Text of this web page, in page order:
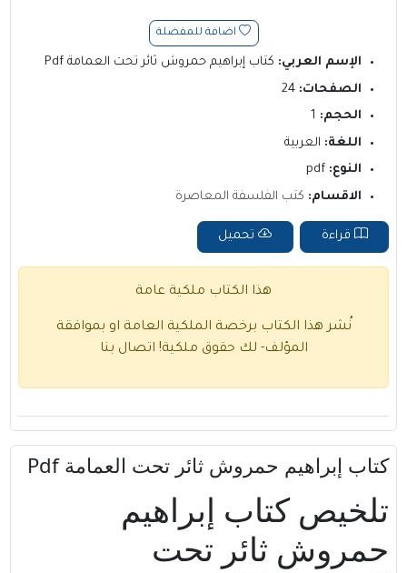
اضافة للمفضلة
الإسم العربي: كتاب إبراهيم حمروش ثائر تحت العمامة Pdf
الصفحات:
الحجم:
اللغة: العربية
النوع:
الاقسام: كتب الفلسفة المعاصرة
قراءة تحميل
هذا الكتاب ملكية عامة
نُشر هذا الكتاب برخصة الملكية العامة او بموافقة
المؤلف- لك حقوق ملكية! اتصال بنا
كتاب إبراهيم حمروش ثائر تحت العمامة Pdf
تلخيص كتاب إبراهيم
حمروش ثائر تحت